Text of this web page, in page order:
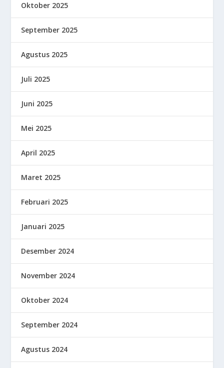
Oktober 2025
September 2025
Agustus 2025
Juli 2025
Juni 2025
Mei 2025
April 2025
Maret 2025
Februari 2025
Januari 2025
Desember 2024
November 2024
Oktober 2024
September 2024
Agustus 2024